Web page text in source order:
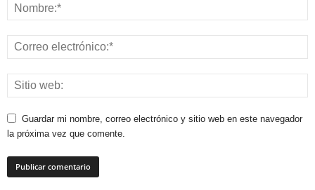
Guardar mi nombre, correo electrónico y sitio web en este navegador
la próxima vez que comente.